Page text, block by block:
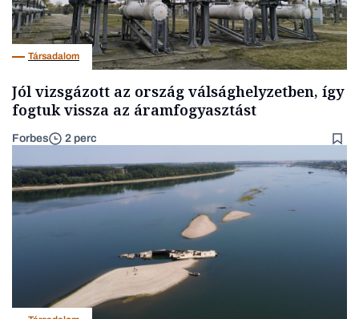
Társadalom
Jól vizsgázott az ország válsághelyzetben, így
fogtuk vissza az áramfogyasztást
Forbes 2 perc